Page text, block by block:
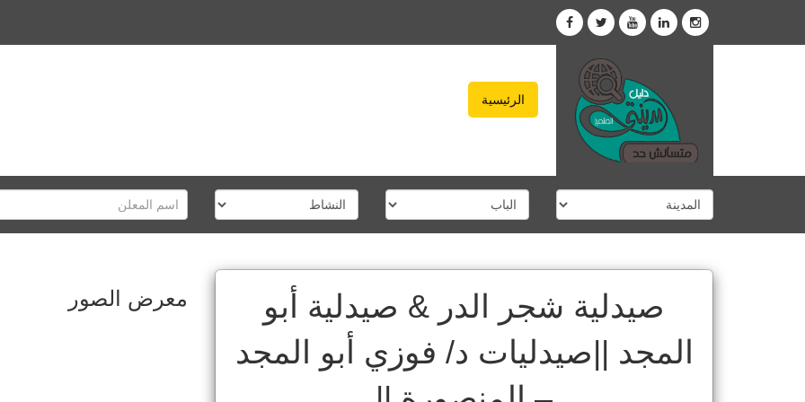
الرئيسية
صيدلية شجر الدر & صيدلية أبو
المجد ||صيدليات د/ فوزي أبو المجد
معرض الصور